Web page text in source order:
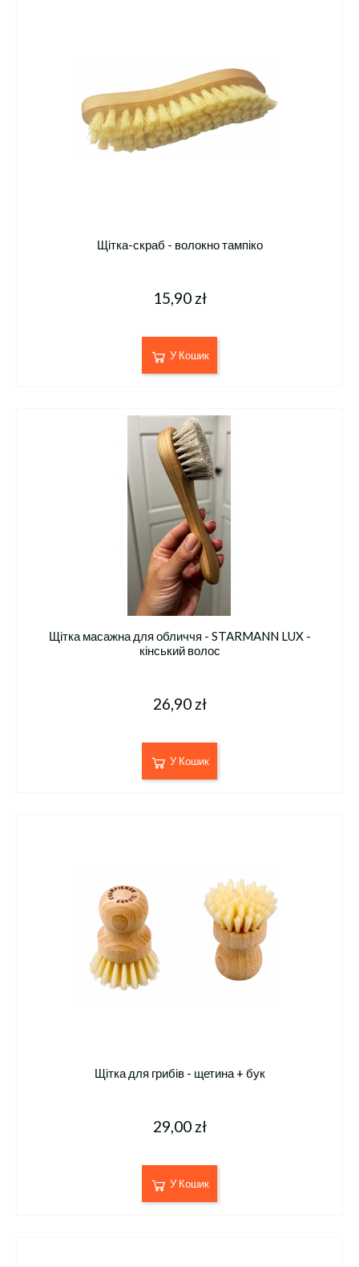
Щітка-скраб - волокно тампіко
15,90 zł
У Кошик
Щітка масажна для обличчя - STARMANN LUX -
кінський волос
26,90 zł
У Кошик
Щітка для грибів - щетина + бук
29,00 zł
У Кошик